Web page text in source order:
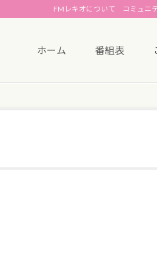
コミュニ
FMレキオについて
ホーム 番組表